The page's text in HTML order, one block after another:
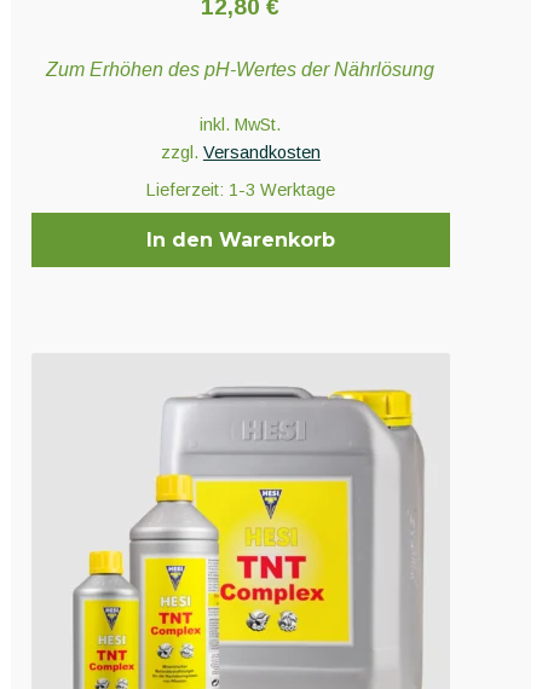
12,80€
Zum Erhöhen des pH-Wertes der Nährlösung
inkl. MwSt.
zzgl. Versandkosten
Lieferzeit: 1-3 Werktage
In den Warenkorb